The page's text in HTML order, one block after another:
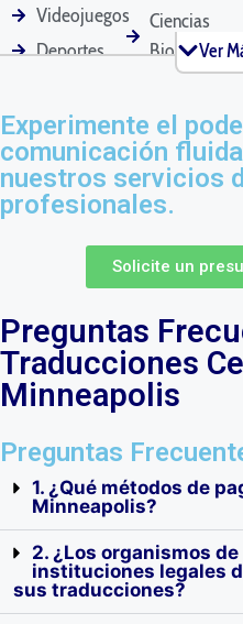
Historial Médico Actas de
Pasaportes
Currículos
Solicitudes de
Ingreso a la
Universidad
Videojuegos
Deportes
Área
Técnica
Marketing
Ciencias
Biológicas
Turismo
Bienes
Raíces
Ver
Experimente el
comunicación
nuestros servicios
profesionales.
Solicite un
Preguntas
Traducciones
Minneapolis
Preguntas
1. ¿Qué métodos de
Minneapolis?
2. ¿Los organismos
instituciones legales
sus traducciones?